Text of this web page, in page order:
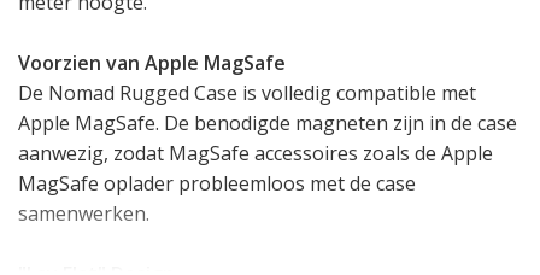
Voorzien van Apple MagSafe
De Nomad Rugged Case is volledig compatible met
Apple MagSafe. De benodigde magneten zijn in de case
aanwezig, zodat MagSafe accessoires zoals de Apple
MagSafe oplader probleemloos met de case
samenwerken.